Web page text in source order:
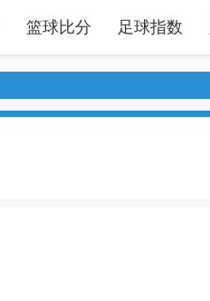
篮球比分 足球指数